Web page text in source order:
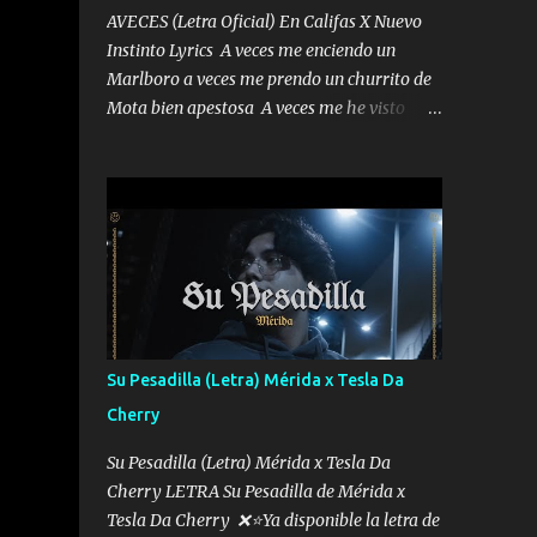
AVECES (Letra Oficial) En Califas X Nuevo
Instinto Lyrics A veces me enciendo un
Marlboro a veces me prendo un churrito de
Mota bien apestosa A veces me he visto
me mandó yo tengo el control a todos yo les
paro el dedo soy hocicon un malcriado un
malandrón Que Les importa no saben nada
falsas las risas las que me miran hay gente
corriente no quieren verte subir de level
trucha mis plebes Música A veces me pongo
un sombrero a veces me ven la cachucha de
lado con la mirada siempre en alto A veces
me fajó una super o a veces me fajó una
Glock siempre armado todas las
generaciones yo traigo El chiste es que hago
Su Pesadilla (Letra) Mérida x Tesla Da
Cherry
Su Pesadilla (Letra) Mérida x Tesla Da
Cherry LETRA Su Pesadilla de Mérida x
Tesla Da Cherry ❌⭐Ya disponible la letra de